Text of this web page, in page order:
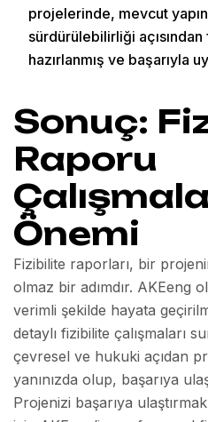
projelerinde, mevcut
sürdürülebilirliği
hazırlanmış ve başarıyla
Sonuç:
Raporu
Önemi
Fizibilite raporları, bir
olmaz bir adımdır. AKEeng
verimli şekilde hayata
detaylı fizibilite çalışmaları
çevresel ve hukuki açıdan
yanınızda olup, başarıya
Projenizi başarıya